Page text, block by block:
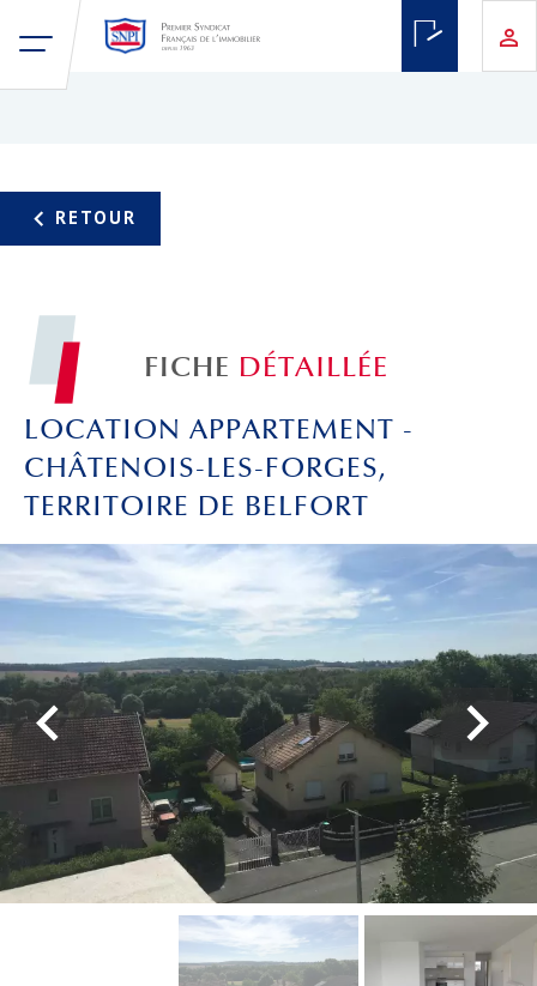
FICHE DÉTAILLÉE
LOCATION APPARTEMENT -
CHÂTENOIS-LES-FORGES,
TERRITOIRE DE BELFORT